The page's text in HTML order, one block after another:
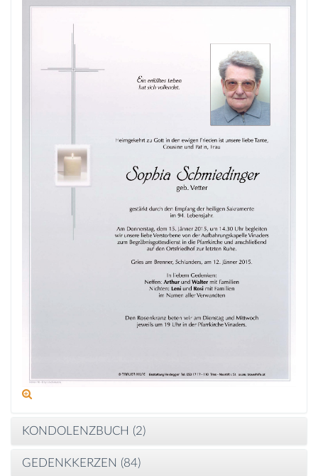
KONDOLENZBUCH (2)
GEDENKKERZEN (84)